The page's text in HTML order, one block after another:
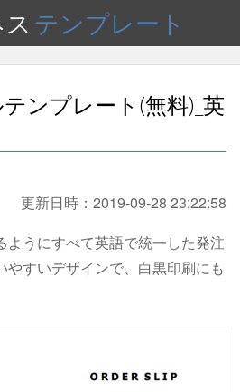
テンプレート
ンプレート(無料)_英
更新日時： 2019-09-28 23:22:58
ようにすべて英語で統一した発注
やすいデザインで、白黒印刷にも